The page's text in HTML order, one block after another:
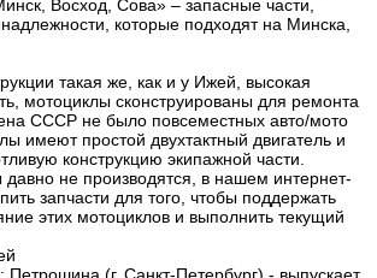
Восход, Сова» – запасные части,
которые подходят на Минска,
такая же, как и у Ижей, высокая
мотоциклы сконструированы для ремонта
СССР не было повсеместных авто/мото
имеют простой двухтактный двигатель и
конструкцию экипажной части.
не производятся, в нашем интернет-
запчасти для того, чтобы поддержать
этих мотоциклов и выполнить текущий